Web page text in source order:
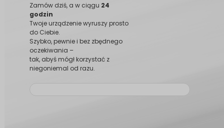
Zamów dziś, a w ciągu 24
godzin
Twoje urządzenie wyruszy prosto
do Ciebie.
Szybko, pewnie i bez zbędnego
oczekiwania –
tak, abyś mógł korzystać z
niegoniemal od razu.